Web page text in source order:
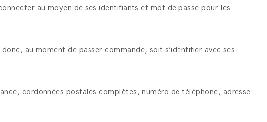
au moyen de ses identifiants et mot de passe pour les
au moment de passer commande, soit s’identifier avec ses
cordonnées postales complètes, numéro de téléphone, adresse